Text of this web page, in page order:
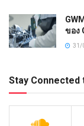
ของ
31/
Stay Connected